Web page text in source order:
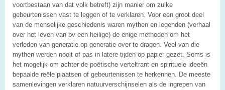
voortbestaan van dat volk betreft) zijn manier om zulke
gebeurtenissen vast te leggen of te verklaren. Voor een groot deel
van de menselijke geschiedenis waren mythen en legenden (verhaal
over het leven van bv een heilige) de enige methoden om het
verleden van generatie op generatie over te dragen. Veel van die
mythen werden nooit of pas in latere tijden op papier gezet. Soms is
het mogelijk om achter de poëtische verteltrant en spirituele ideeën
bepaalde reële plaatsen of gebeurtenissen te herkennen. De meeste
samenlevingen verklaren natuurverschijnselen als de ingrepen van